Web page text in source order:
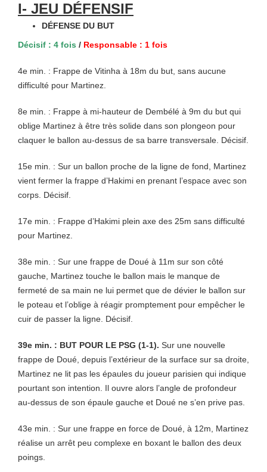
I- JEU DÉFENSIF
DÉFENSE DU BUT
Décisif : 4 fois / Responsable : 1 fois
4e min. : Frappe de Vitinha à 18m du but, sans aucune
difficulté pour Martinez.
8e min. : Frappe à mi-hauteur de Dembélé à 9m du but qui
oblige Martinez à être très solide dans son plongeon pour
claquer le ballon au-dessus de sa barre transversale. Décisif.
15e min. : Sur un ballon proche de la ligne de fond, Martinez
vient fermer la frappe d’Hakimi en prenant l’espace avec son
corps. Décisif.
17e min. : Frappe d’Hakimi plein axe des 25m sans difficulté
pour Martinez.
38e min. : Sur une frappe de Doué à 11m sur son côté
gauche, Martinez touche le ballon mais le manque de
fermeté de sa main ne lui permet que de dévier le ballon sur
le poteau et l’oblige à réagir promptement pour empêcher le
cuir de passer la ligne. Décisif.
39e min. : BUT POUR LE PSG (1-1). Sur une nouvelle
frappe de Doué, depuis l’extérieur de la surface sur sa droite,
Martinez ne lit pas les épaules du joueur parisien qui indique
pourtant son intention. Il ouvre alors l’angle de profondeur
au-dessus de son épaule gauche et Doué ne s’en prive pas.
43e min. : Sur une frappe en force de Doué, à 12m, Martinez
réalise un arrêt peu complexe en boxant le ballon des deux
poings.